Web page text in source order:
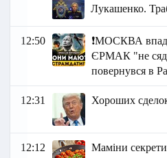
Лукашенко.
12:50
❗️МОСКВА
ЄРМАК "не
повернувся в
12:31 Хороших
12:12 Маміни